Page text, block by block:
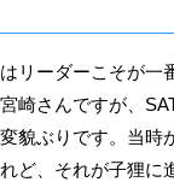
崎さんですが、
貌ぶりです。当時
ど、それが子狸に